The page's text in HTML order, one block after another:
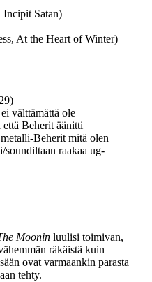
Satan)
At the Heart of Winter)
välttämättä ole
Beherit äänitti
Beherit mitä olen
soundiltaan raakaa ug-
Moonin luulisi toimivan,
räkäistä kuin
ovat varmaankin parasta
tehty.